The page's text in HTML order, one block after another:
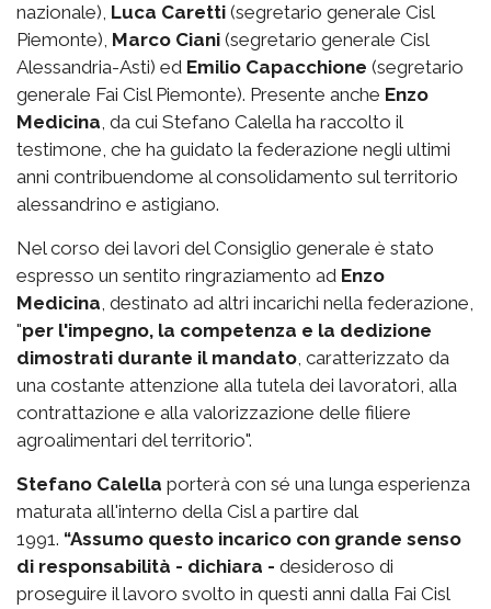
nazionale), Luca Caretti (segretario generale Cisl
Piemonte), Marco Ciani (segretario generale Cisl
Alessandria-Asti) ed Emilio Capacchione (segretario
generale Fai Cisl Piemonte). Presente anche Enzo
Medicina, da cui Stefano Calella ha raccolto il
testimone, che ha guidato la federazione negli ultimi
anni contribuendome al consolidamento sul territorio
alessandrino e astigiano.
Nel corso dei lavori del Consiglio generale è stato
espresso un sentito ringraziamento ad Enzo
Medicina, destinato ad altri incarichi nella federazione,
"per l'impegno, la competenza e la dedizione
dimostrati durante il mandato, caratterizzato da
una costante attenzione alla tutela dei lavoratori, alla
contrattazione e alla valorizzazione delle filiere
agroalimentari del territorio".
Stefano Calella porterà con sé una lunga esperienza
maturata all'interno della Cisl a partire dal
1991. “Assumo questo incarico con grande senso
di responsabilità - dichiara - desideroso di
proseguire il lavoro svolto in questi anni dalla Fai Cisl